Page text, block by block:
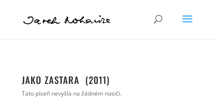
JAKO ZASTARA (2011)
Tato píseň nevyšla na žádném nosiči.